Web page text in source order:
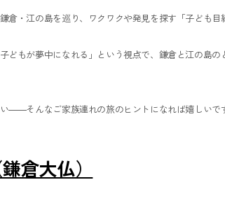
・江の島を巡り、ワクワクや発見を探す「子ども目
どもが夢中になれる」という視点で、鎌倉と江の島
――そんなご家族連れの旅のヒントになれば嬉しいで
倉大仏）